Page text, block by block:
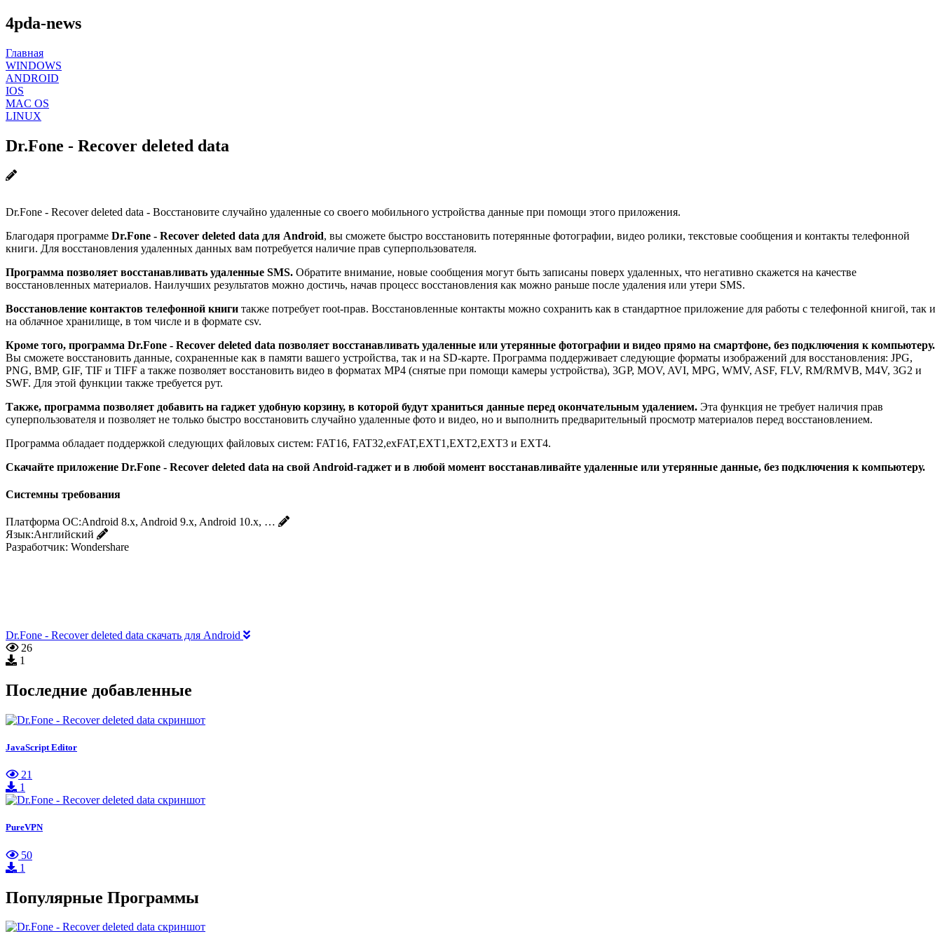
4pda-news
Главная
WINDOWS
ANDROID
IOS
MAC OS
LINUX
Dr.Fone - Recover deleted data
Dr.Fone - Recover deleted data - Восстановите случайно удаленные со своего мобильного устройства данные при помощи этого приложения.
Благодаря программе Dr.Fone - Recover deleted data для Android, вы сможете быстро восстановить потерянные фотографии, видео ролики, текстовые сообщения и контакты телефонной
книги. Для восстановления удаленных данных вам потребуется наличие прав суперпользователя.
Программа позволяет восстанавливать удаленные SMS. Обратите внимание, новые сообщения могут быть записаны поверх удаленных, что негативно скажется на качестве
восстановленных материалов. Наилучших результатов можно достичь, начав процесс восстановления как можно раньше после удаления или утери SMS.
Восстановление контактов телефонной книги также потребует root-прав. Восстановленные контакты можно сохранить как в стандартное приложение для работы с телефонной книгой, так и
на облачное хранилище, в том числе и в формате csv.
Кроме того, программа Dr.Fone - Recover deleted data позволяет восстанавливать удаленные или утерянные фотографии и видео прямо на смартфоне, без подключения к компьютеру.
Вы сможете восстановить данные, сохраненные как в памяти вашего устройства, так и на SD-карте. Программа поддерживает следующие форматы изображений для восстановления: JPG,
PNG, BMP, GIF, TIF и TIFF а также позволяет восстановить видео в форматах MP4 (снятые при помощи камеры устройства), 3GP, MOV, AVI, MPG, WMV, ASF, FLV, RM/RMVB, M4V, 3G2 и
SWF. Для этой функции также требуется рут.
Также, программа позволяет добавить на гаджет удобную корзину, в которой будут храниться данные перед окончательным удалением. Эта функция не требует наличия прав
суперпользователя и позволяет не только быстро восстановить случайно удаленные фото и видео, но и выполнить предварительный просмотр материалов перед восстановлением.
Программа обладает поддержкой следующих файловых систем: FAT16, FAT32,exFAT,EXT1,EXT2,EXT3 и EXT4.
Скачайте приложение Dr.Fone - Recover deleted data на свой Android-гаджет и в любой момент восстанавливайте удаленные или утерянные данные, без подключения к компьютеру.
Системны требования
Платформа ОС:Android 8.x, Android 9.x, Android 10.x, …
Язык:Английский
Разработчик: Wondershare
Dr.Fone - Recover deleted data скачать для Android
26
1
Последние добавленные
JavaScript Editor
21
1
PureVPN
50
1
Популярные Программы